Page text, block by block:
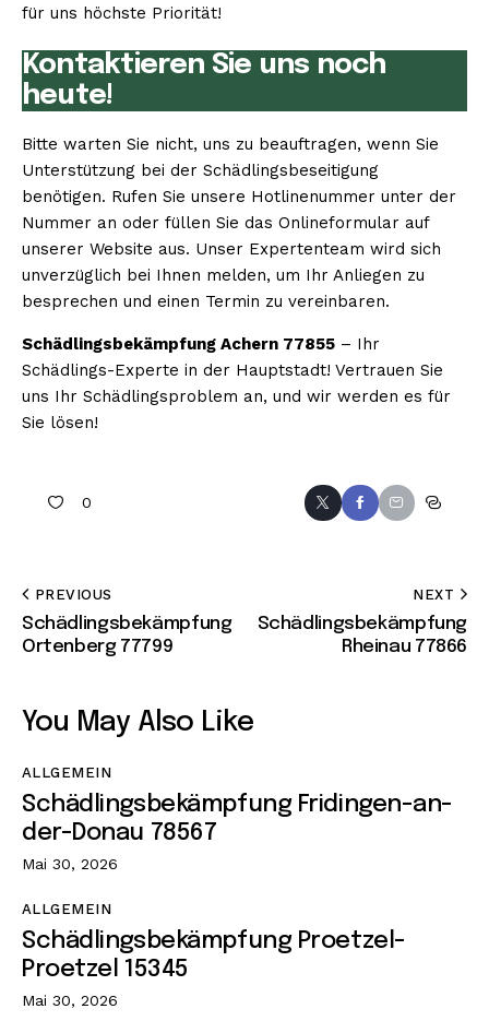
für uns höchste Priorität!
Kontaktieren Sie uns noch
heute!
Bitte warten Sie nicht, uns zu beauftragen, wenn Sie
Unterstützung bei der Schädlingsbeseitigung
benötigen. Rufen Sie unsere Hotlinenummer unter der
Nummer an oder füllen Sie das Onlineformular auf
unserer Website aus. Unser Expertenteam wird sich
unverzüglich bei Ihnen melden, um Ihr Anliegen zu
besprechen und einen Termin zu vereinbaren.
Schädlingsbekämpfung Achern 77855 – Ihr
Schädlings-Experte in der Hauptstadt! Vertrauen Sie
uns Ihr Schädlingsproblem an, und wir werden es für
Sie lösen!
0
PREVIOUS
Schädlingsbekämpfung
Ortenberg 77799
NEXT
Schädlingsbekämpfung
Rheinau 77866
You May Also Like
ALLGEMEIN
Schädlingsbekämpfung Fridingen-an-
der-Donau 78567
Mai 30, 2026
ALLGEMEIN
Schädlingsbekämpfung Proetzel-
Proetzel 15345
Mai 30, 2026